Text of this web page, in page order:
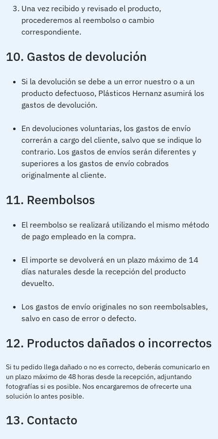
Una vez recibido y revisado el producto,
procederemos al reembolso o cambio
correspondiente.
10. Gastos de devolución
Si la devolución se debe a un error nuestro o a un
producto defectuoso, Plásticos Hernanz asumirá los
gastos de devolución.
En devoluciones voluntarias, los gastos de envío
correrán a cargo del cliente, salvo que se indique lo
contrario. Los gastos de envíos serán diferentes y
superiores a los gastos de envío cobrados
originalmente al cliente.
11. Reembolsos
El reembolso se realizará utilizando el mismo método
de pago empleado en la compra.
El importe se devolverá en un plazo máximo de 14
días naturales desde la recepción del producto
devuelto.
Los gastos de envío originales no son reembolsables,
salvo en caso de error o defecto.
12. Productos dañados o incorrectos
Si tu pedido llega dañado o no es correcto, deberás comunicarlo en
un plazo máximo de 48 horas desde la recepción, adjuntando
fotografías si es posible. Nos encargaremos de ofrecerte una
solución lo antes posible.
13. Contacto